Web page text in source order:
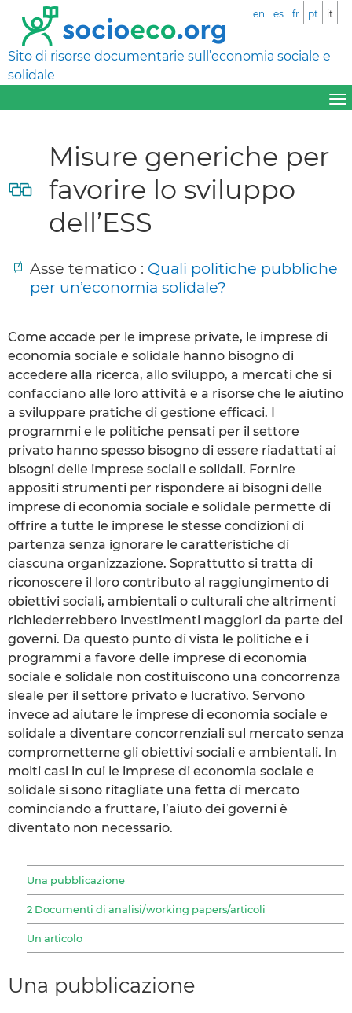
Sito di risorse documentarie sull’economia sociale e
solidale
en es fr pt it
Misure generiche per
favorire lo sviluppo
dell’ESS
Asse tematico : Quali politiche pubbliche
per un’economia solidale?
Come accade per le imprese private, le imprese di
economia sociale e solidale hanno bisogno di
accedere alla ricerca, allo sviluppo, a mercati che si
confacciano alle loro attività e a risorse che le aiutino
a sviluppare pratiche di gestione efficaci. I
programmi e le politiche pensati per il settore
privato hanno spesso bisogno di essere riadattati ai
bisogni delle imprese sociali e solidali. Fornire
appositi strumenti per rispondere ai bisogni delle
imprese di economia sociale e solidale permette di
offrire a tutte le imprese le stesse condizioni di
partenza senza ignorare le caratteristiche di
ciascuna organizzazione. Soprattutto si tratta di
riconoscere il loro contributo al raggiungimento di
obiettivi sociali, ambientali o culturali che altrimenti
richiederrebbero investimenti maggiori da parte dei
governi. Da questo punto di vista le politiche e i
programmi a favore delle imprese di economia
sociale e solidale non costituiscono una concorrenza
sleale per il settore privato e lucrativo. Servono
invece ad aiutare le imprese di economia sociale e
solidale a diventare concorrenziali sul mercato senza
comprometterne gli obiettivi sociali e ambientali. In
molti casi in cui le imprese di economia sociale e
solidale si sono ritagliate una fetta di mercato
cominciando a fruttare, l’aiuto dei governi è
diventato non necessario.
Una pubblicazione
2 Documenti di analisi/working papers/articoli
Un articolo
Una pubblicazione